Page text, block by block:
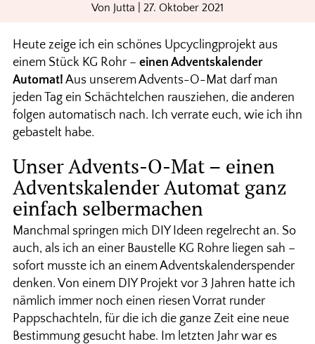
Von Jutta 27. Oktober 2021
Heute zeige ich ein schönes Upcyclingprojekt aus
einem Stück KG Rohr – einen Adventskalender
Automat! Aus unserem Advents-O-Mat darf man
jeden Tag ein Schächtelchen rausziehen, die anderen
folgen automatisch nach. Ich verrate euch, wie ich ihn
gebastelt habe.
Unser Advents-O-Mat – einen
Adventskalender Automat ganz
einfach selbermachen
Manchmal springen mich DIY Ideen regelrecht an. So
auch, als ich an einer Baustelle KG Rohre liegen sah –
sofort musste ich an einem Adventskalenderspender
denken. Von einem DIY Projekt vor 3 Jahren hatte ich
nämlich immer noch einen riesen Vorrat runder
Pappschachteln, für die ich die ganze Zeit eine neue
Bestimmung gesucht habe. Im letzten Jahr war es